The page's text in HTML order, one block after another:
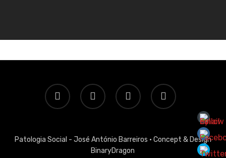
twitter facebook linkedin email
Patologia Social - José António Barreiros · Concept & Design
BinaryDragon